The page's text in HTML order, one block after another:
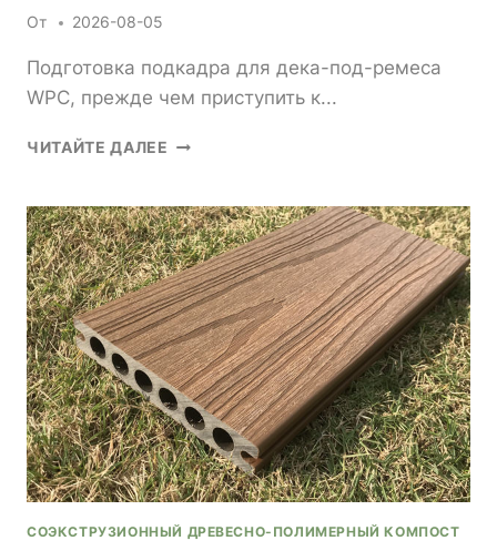
От 2026-08-05
Подготовка подкадра для дека-под-ремеса
WPC, прежде чем приступить к...
ЧИТАЙТЕ ДАЛЕЕ КАК
ЦЕНЫ
НА
НАСАСЫ
ДЛЯ
ВАШЕГО
ПРОЕКТА
СОЭКСТРУЗИОННЫЙ ДРЕВЕСНО-ПОЛИМЕРНЫЙ КОМПОСТ